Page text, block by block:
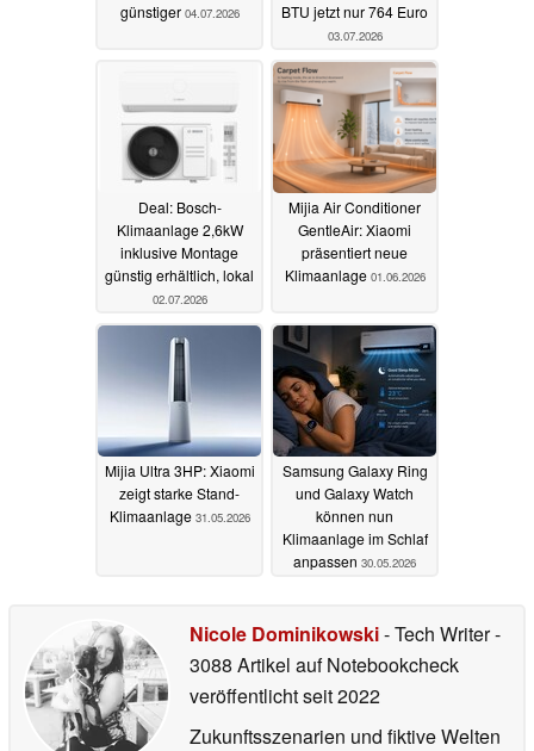
günstiger 04.07.2026
BTU jetzt nur 764 Euro
03.07.2026
Deal: Bosch-
Klimaanlage 2,6kW
inklusive Montage
günstig erhältlich, lokal
02.07.2026
Mijia Air Conditioner
GentleAir: Xiaomi
präsentiert neue
Klimaanlage 01.06.2026
Mijia Ultra 3HP: Xiaomi
zeigt starke Stand-
Klimaanlage 31.05.2026
Samsung Galaxy Ring
und Galaxy Watch
können nun
Klimaanlage im Schlaf
anpassen 30.05.2026
Nicole Dominikowski- Tech Writer-
3088 Artikel auf Notebookcheck
veröffentlichtseit 2022
Zukunftsszenarien und fiktive Welten